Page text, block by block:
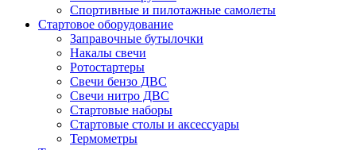
Спортивные и пилотажные самолеты
Стартовое оборудование
Заправочные бутылочки
Накалы свечи
Ротостартеры
Свечи бензо ДВС
Свечи нитро ДВС
Стартовые наборы
Стартовые столы и аксессуары
Термометры